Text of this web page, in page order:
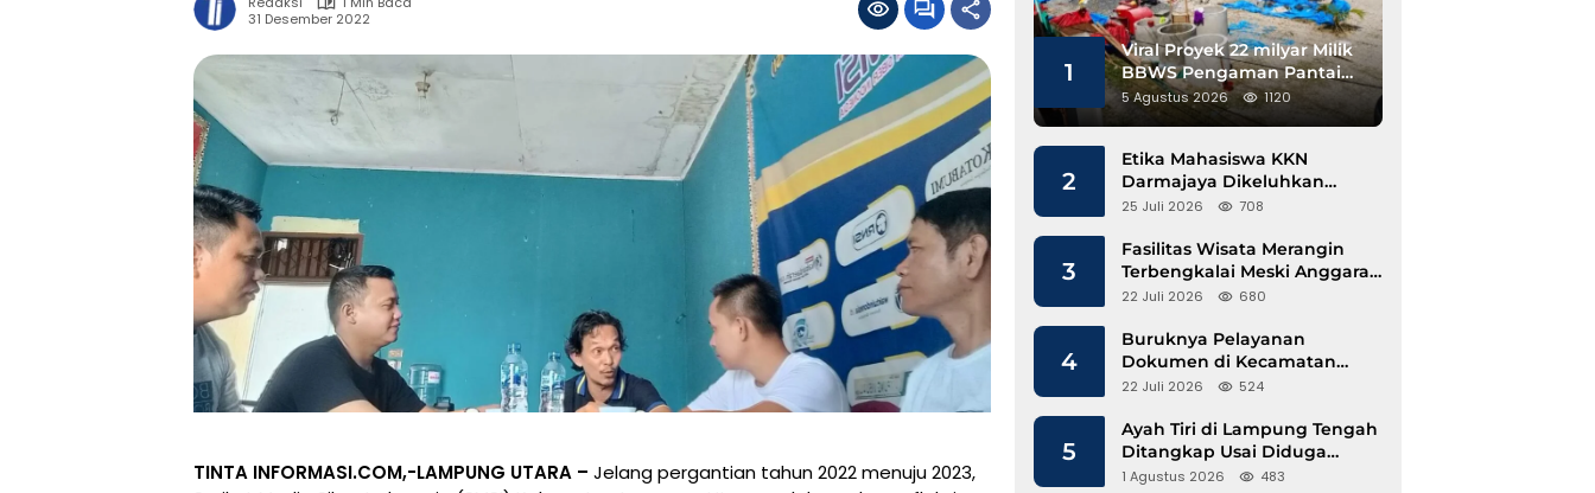
31 Desember 2022
TINTA INFORMASI.COM,-LAMPUNG UTARA – Jelang pergantian tahun 2022 menuju 2023,
1
Viral Proyek 22 milyar Milik
BBWS Pengaman Pantai
Pesisir Barat Diduga
Gunakan Besi Banci
5 Agustus 2026 1120
2
Etika Mahasiswa KKN
Darmajaya Dikeluhkan
Kepala Pekon Sinar Jawa
25 Juli 2026 708
3
Fasilitas Wisata Merangin
Terbengkalai Meski Anggaran
Perawatan Terus Mengalir
22 Juli 2026 680
4
Buruknya Pelayanan
Dokumen di Kecamatan
Pangkalan Susu, Kinerja
22 Juli 2026 524
5
Ayah Tiri di Lampung Tengah
Ditangkap Usai Diduga
Hamili Anak di Bawah Umur
1 Agustus 2026 483